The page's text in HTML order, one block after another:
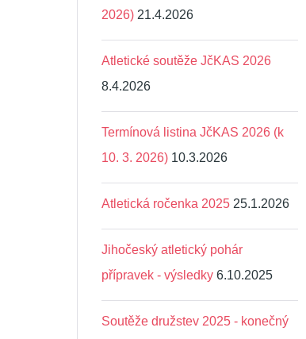
2026) 21.4.2026
Atletické soutěže JčKAS 2026
8.4.2026
Termínová listina JčKAS 2026 (k
10. 3. 2026) 10.3.2026
Atletická ročenka 2025 25.1.2026
Jihočeský atletický pohár
přípravek - výsledky 6.10.2025
Soutěže družstev 2025 - konečný